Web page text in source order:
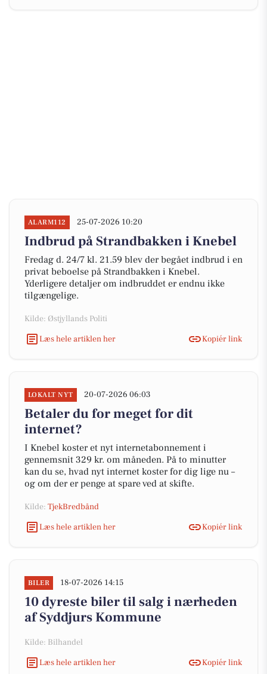
ALARM112 25-07-2026 10:20
Indbrud på Strandbakken i Knebel
Fredag d. 24/7 kl. 21.59 blev der begået indbrud i en
privat beboelse på Strandbakken i Knebel.
Yderligere detaljer om indbruddet er endnu ikke
tilgængelige.
Kilde: Østjyllands Politi
Læs hele artiklen her
Kopiér link
LOKALT NYT 20-07-2026 06:03
Betaler du for meget for dit
internet?
I Knebel koster et nyt internetabonnement i
gennemsnit 329 kr. om måneden. På to minutter
kan du se, hvad nyt internet koster for dig lige nu –
og om der er penge at spare ved at skifte.
Kilde: TjekBredbånd
Læs hele artiklen her
Kopiér link
BILER 18-07-2026 14:15
10 dyreste biler til salg i nærheden
af Syddjurs Kommune
Kilde: Bilhandel
Læs hele artiklen her
Kopiér link